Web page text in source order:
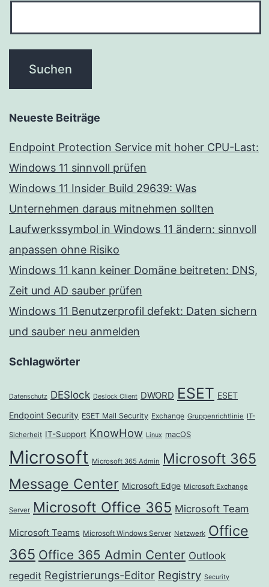
Neueste Beiträge
Endpoint Protection Service mit hoher CPU-Last:
Windows 11 sinnvoll prüfen
Windows 11 Insider Build 29639: Was
Unternehmen daraus mitnehmen sollten
Laufwerkssymbol in Windows 11 ändern: sinnvoll
anpassen ohne Risiko
Windows 11 kann keiner Domäne beitreten: DNS,
Zeit und AD sauber prüfen
Windows 11 Benutzerprofil defekt: Daten sichern
und sauber neu anmelden
Schlagwörter
Datenschutz DESlock Deslock Client DWORD ESET ESET
Endpoint Security ESET Mail Security Exchange Gruppenrichtlinie IT-
Sicherheit IT-Support KnowHow Linux macOS
Microsoft Microsoft 365 Admin Microsoft 365
Message Center Microsoft Edge Microsoft Exchange
Server Microsoft Office 365 Microsoft Team
Microsoft Teams Microsoft Windows Server Netzwerk Office
365 Office 365 Admin Center Outlook
regedit Registrierungs-Editor Registry Security